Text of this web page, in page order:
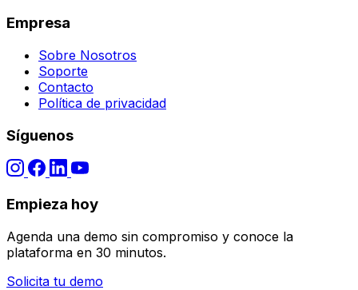
Empresa
Sobre Nosotros
Soporte
Contacto
Política de privacidad
Síguenos
Empieza hoy
Agenda una demo sin compromiso y conoce la
plataforma en 30 minutos.
Solicita tu demo